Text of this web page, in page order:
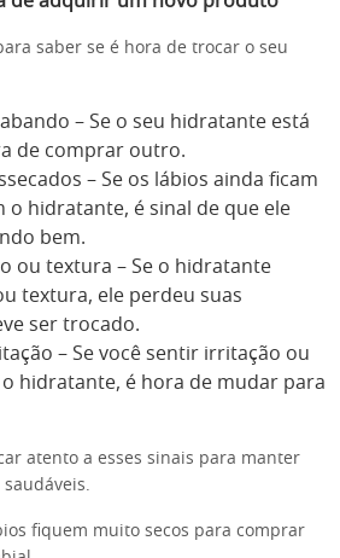
saber se é hora de trocar o seu
– Se o seu hidratante está
de comprar outro.
– Se os lábios ainda ficam
o hidratante, é sinal de que ele
bem.
ou textura – Se o hidratante
textura, ele perdeu suas
ser trocado.
– Se você sentir irritação ou
hidratante, é hora de mudar para
atento a esses sinais para manter
fiquem muito secos para comprar